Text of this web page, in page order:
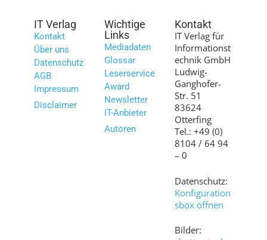
IT Verlag
Kontakt
Über uns
Datenschutz
AGB
Impressum
Disclaimer
Wichtige
Links
Mediadaten
Glossar
Leserservice
Award
Newsletter
IT-Anbieter
Autoren
Kontakt
IT Verlag für
Informationst
echnik GmbH
Ludwig-
Ganghofer-
Str. 51
83624
Otterfing
Tel.: +49 (0)
8104 / 64 94
– 0
Datenschutz:
Konfiguration
sbox öffnen
Bilder: